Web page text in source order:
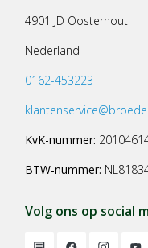
4901 JD Oosterhout
Nederland
0162-453223
KvK-nummer:
BTW-nummer:
Volg ons op social